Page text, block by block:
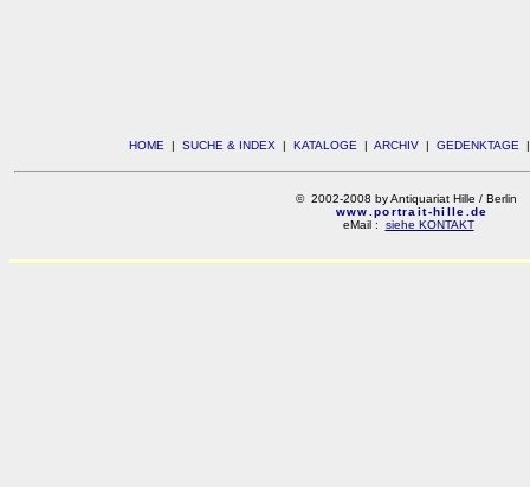
HOME | SUCHE & INDEX | KATALOGE | ARCHIV | GEDENKTAGE
© 2002-2008 by Antiquariat Hille / Berlin
www.portrait-hille.de
eMail : siehe KONTAKT